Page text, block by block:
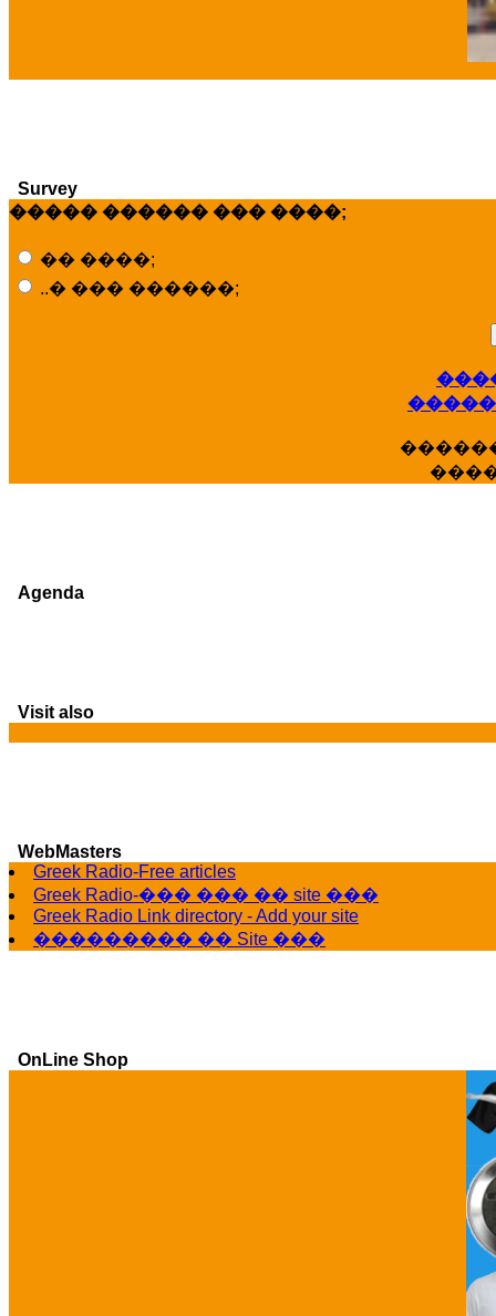
Survey
����� ������ ��� ����;
�� ����;
..� ��� ������;
Agenda
Visit also
WebMasters
Greek Radio-Free articles
Greek Radio-��� ��� �� site ���
Greek Radio Link directory - Add your site
��������� �� Site ���
OnLine Shop